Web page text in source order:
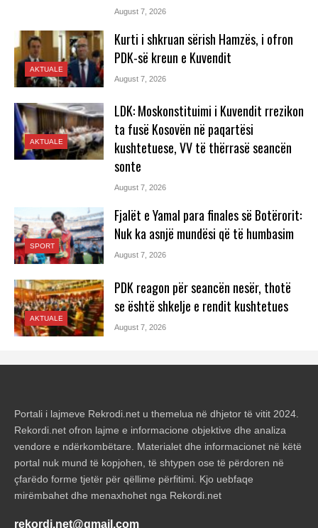
August 7, 2026
AKTUALE
Kurti i shkruan sërish Hamzës, i ofron
PDK-së kreun e Kuvendit
August 7, 2026
AKTUALE
LDK: Moskonstituimi i Kuvendit rrezikon
ta fusë Kosovën në paqartësi
kushtetuese, VV të thërrasë seancën
sonte
August 7, 2026
SPORT
Fjalët e Yamal para finales së Botërorit:
Nuk ka asnjë mundësi që të humbasim
August 7, 2026
AKTUALE
PDK reagon për seancën nesër, thotë
se është shkelje e rendit kushtetues
August 7, 2026
Portali i lajmeve Rekrodi.net u themelua në dhjetor të vitit 2024.
Rekordi.net ofron lajme e informacione objektive dhe analiza
vendore e ndërkombëtare. Materialet dhe informacionet në këtë
portal nuk mund të kopjohen, të shtypen ose të përdoren në
çfarëdo forme tjetër për qëllime përfitimi. Kjo uebfaqe
mirëmbahet dhe menaxhohet nga Rekordi.net
rekordi.net@gmail.com